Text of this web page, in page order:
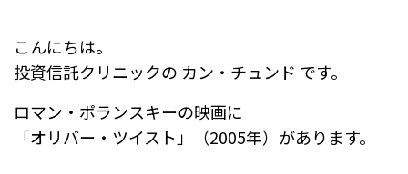
b
o
o
k
a
こんにちは。
投資信託クリニックの カン・チュンド です。
ロマン・ポランスキーの映画に
「オリバー・ツイスト」（2005年）があります。